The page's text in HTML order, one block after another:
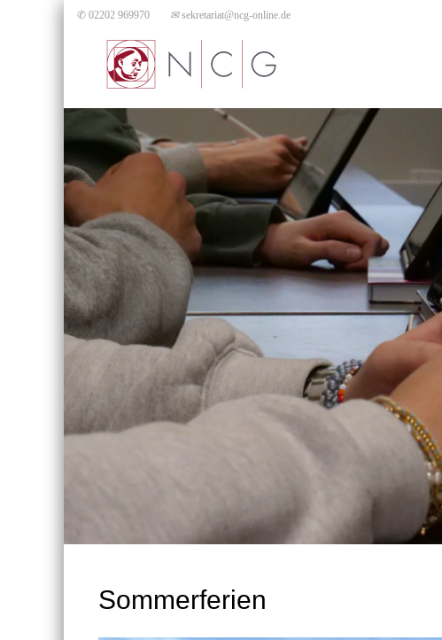
✆ 02202 969970 ✉sekretariat@ncg-online.de
Sommerferien